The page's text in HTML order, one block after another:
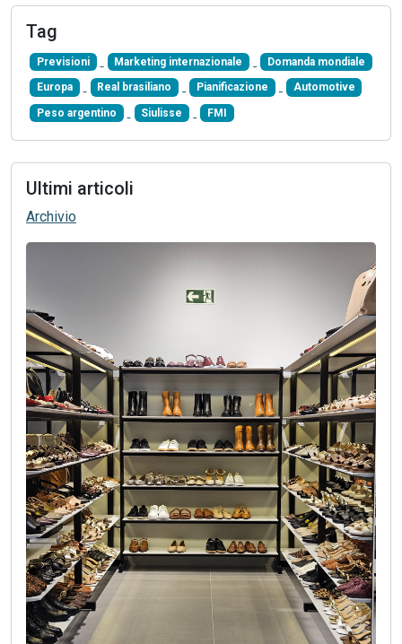
Tag
Previsioni Marketing internazionale Domanda mondiale
Europa Real brasiliano Pianificazione Automotive
Peso argentino Siulisse FMI
Ultimi articoli
Archivio